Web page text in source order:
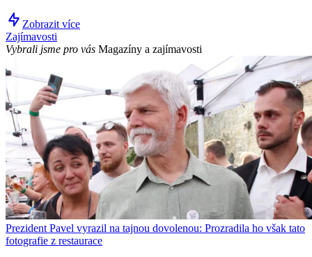
Zobrazit více
Zajímavosti
Vybrali jsme pro vás Magazíny a zajímavosti
Prezident Pavel vyrazil na tajnou dovolenou: Prozradila ho však tato
fotografie z restaurace